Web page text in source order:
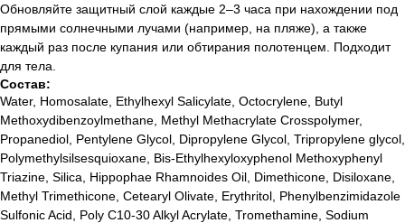
Обновляйте защитный слой каждые 2–3 часа при нахождении под
прямыми солнечными лучами (например, на пляже), а также
каждый раз после купания или обтирания полотенцем. Подходит
для тела.
Состав:
Water, Homosalate, Ethylhexyl Salicylate, Octocrylene, Butyl
Methoxydibenzoylmethane, Methyl Methacrylate Crosspolymer,
Propanediol, Pentylene Glycol, Dipropylene Glycol, Tripropylene glycol,
Polymethylsilsesquioxane, Bis-Ethylhexyloxyphenol Methoxyphenyl
Triazine, Silica, Hippophae Rhamnoides Oil, Dimethicone, Disiloxane,
Methyl Trimethicone, Cetearyl Olivate, Erythritol, Phenylbenzimidazole
Sulfonic Acid, Poly C10-30 Alkyl Acrylate, Tromethamine, Sodium